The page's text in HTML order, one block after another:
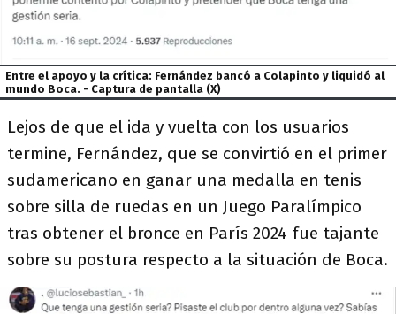
Entre el apoyo y la crítica: Fernández bancó a Colapinto y liquidó al
mundo Boca. - Captura de pantalla (X)
Lejos de que el ida y vuelta con los usuarios
termine, Fernández, que se convirtió en el primer
sudamericano en ganar una medalla en tenis
sobre silla de ruedas en un Juego Paralímpico
tras obtener el bronce en París 2024 fue tajante
sobre su postura respecto a la situación de Boca.